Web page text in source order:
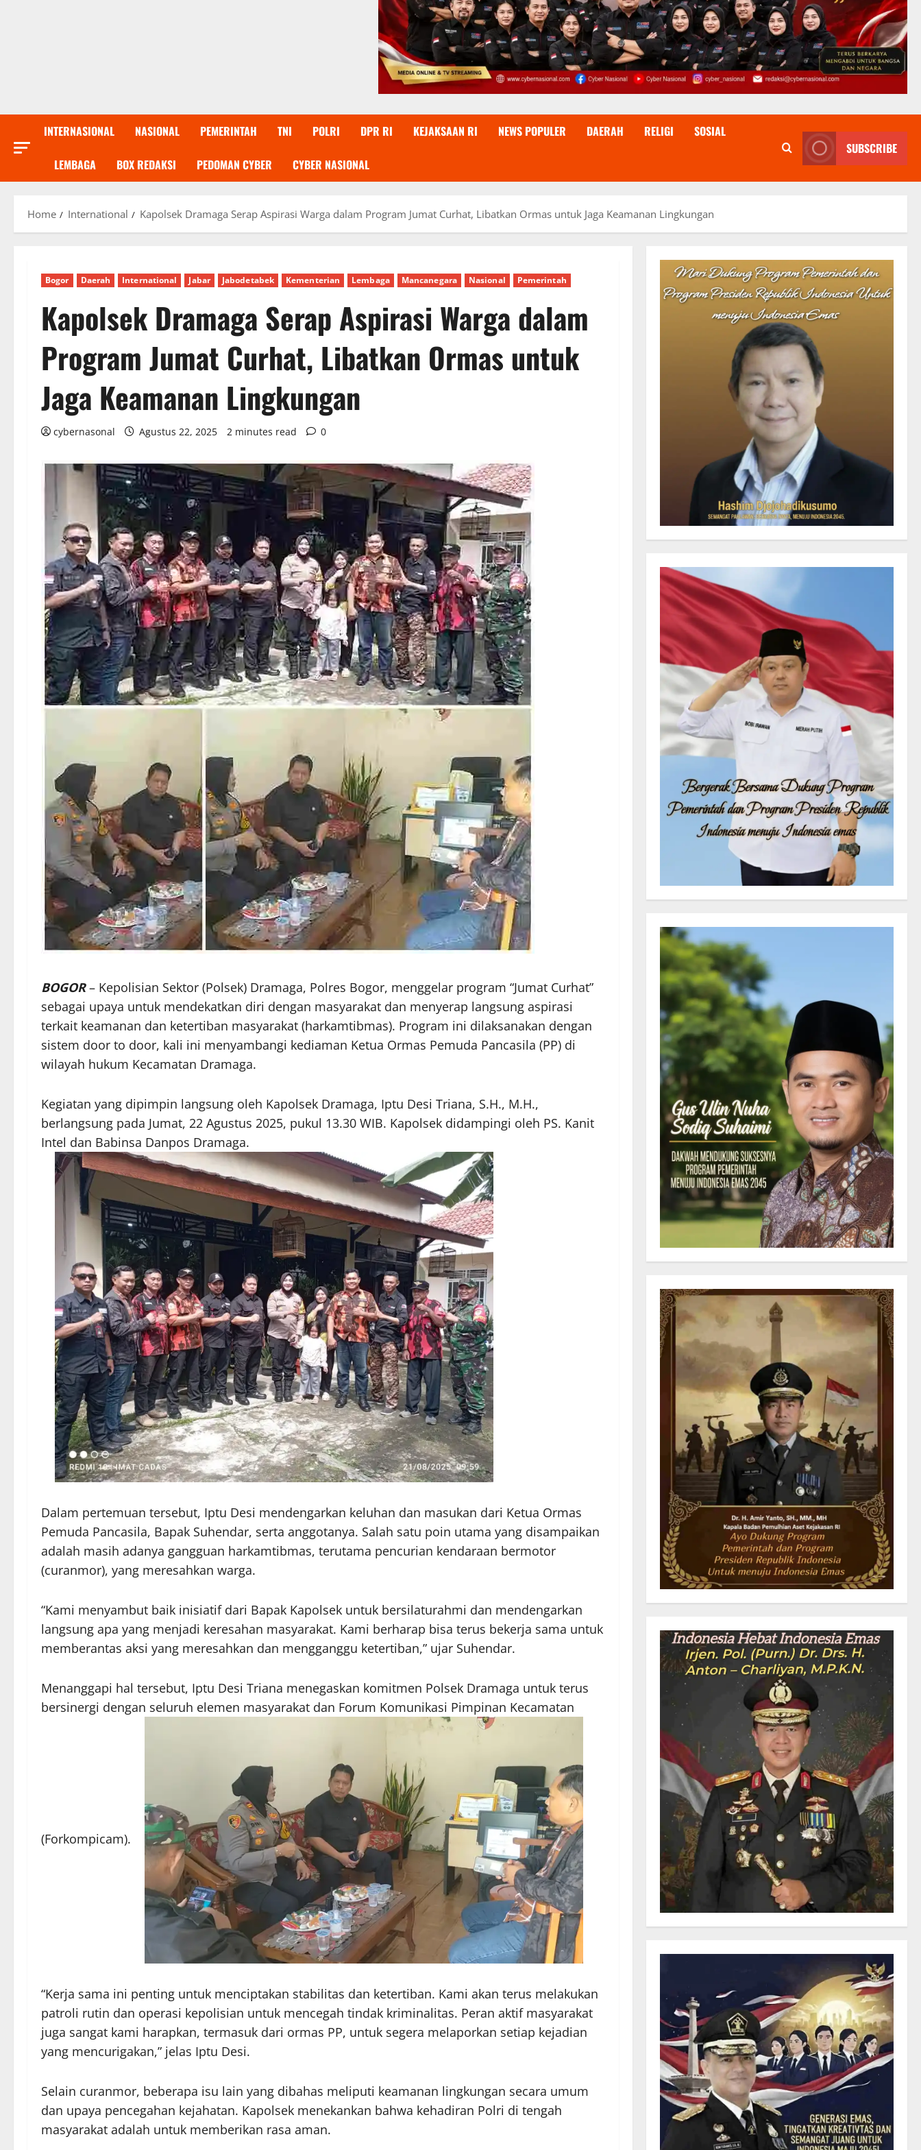
INTERNASIONAL NASIONAL PEMERINTAH TNI POLRI DPR RI KEJAKSAAN RI NEWS POPULER DAERAH RELIGI SOSIAL
LEMBAGA BOX REDAKSI PEDOMAN CYBER CYBER NASIONAL
SUBSCRIBE
Home International Kapolsek Dramaga Serap Aspirasi Warga dalam Program Jumat Curhat, Libatkan Ormas untuk Jaga Keamanan Lingkungan
Bogor Daerah International Jabar Jabodetabek Kementerian Lembaga Mancanegara Nasional Pemerintah
Kapolsek Dramaga Serap Aspirasi Warga dalam
Program Jumat Curhat, Libatkan Ormas untuk
Jaga Keamanan Lingkungan
cybernasonal Agustus 22, 2025 2 minutes read 0
BOGOR– Kepolisian Sektor (Polsek) Dramaga, Polres Bogor, menggelar program “Jumat Curhat”
sebagai upaya untuk mendekatkan diri dengan masyarakat dan menyerap langsung aspirasi
terkait keamanan dan ketertiban masyarakat (harkamtibmas). Program ini dilaksanakan dengan
sistem door to door, kali ini menyambangi kediaman Ketua Ormas Pemuda Pancasila (PP) di
wilayah hukum Kecamatan Dramaga.
Kegiatan yang dipimpin langsung oleh Kapolsek Dramaga, Iptu Desi Triana, S.H., M.H.,
berlangsung pada Jumat, 22 Agustus 2025, pukul 13.30 WIB. Kapolsek didampingi oleh PS. Kanit
Intel dan Babinsa Danpos Dramaga.
Dalam pertemuan tersebut, Iptu Desi mendengarkan keluhan dan masukan dari Ketua Ormas
Pemuda Pancasila, Bapak Suhendar, serta anggotanya. Salah satu poin utama yang disampaikan
adalah masih adanya gangguan harkamtibmas, terutama pencurian kendaraan bermotor
(curanmor), yang meresahkan warga.
“Kami menyambut baik inisiatif dari Bapak Kapolsek untuk bersilaturahmi dan mendengarkan
langsung apa yang menjadi keresahan masyarakat. Kami berharap bisa terus bekerja sama untuk
memberantas aksi yang meresahkan dan mengganggu ketertiban,” ujar Suhendar.
Menanggapi hal tersebut, Iptu Desi Triana menegaskan komitmen Polsek Dramaga untuk terus
bersinergi dengan seluruh elemen masyarakat dan Forum Komunikasi Pimpinan Kecamatan
(Forkompicam).
“Kerja sama ini penting untuk menciptakan stabilitas dan ketertiban. Kami akan terus melakukan
patroli rutin dan operasi kepolisian untuk mencegah tindak kriminalitas. Peran aktif masyarakat
juga sangat kami harapkan, termasuk dari ormas PP, untuk segera melaporkan setiap kejadian
yang mencurigakan,” jelas Iptu Desi.
Selain curanmor, beberapa isu lain yang dibahas meliputi keamanan lingkungan secara umum
dan upaya pencegahan kejahatan. Kapolsek menekankan bahwa kehadiran Polri di tengah
masyarakat adalah untuk memberikan rasa aman.